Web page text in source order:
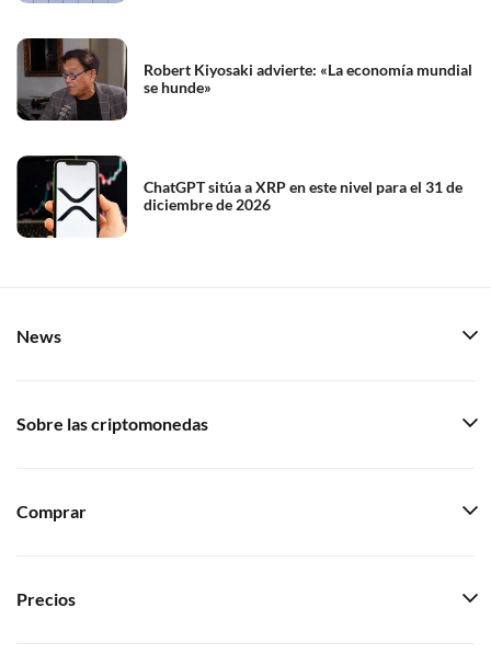
Robert Kiyosaki advierte: «La economía mundial
se hunde»
ChatGPT sitúa a XRP en este nivel para el 31 de
diciembre de 2026
News
Sobre las criptomonedas
Comprar
Precios